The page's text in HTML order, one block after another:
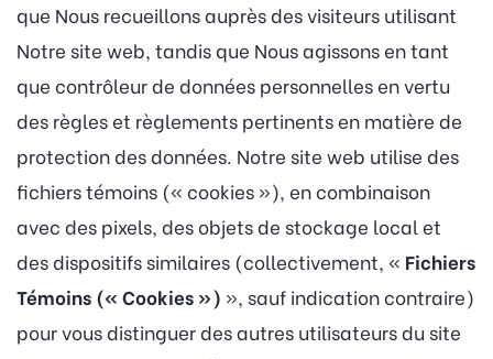
que Nous recueillons auprès des visiteurs utilisant
Notre site web, tandis que Nous agissons en tant
que contrôleur de données personnelles en vertu
des règles et règlements pertinents en matière de
protection des données. Notre site web utilise des
fichiers témoins (« cookies »), en combinaison
avec des pixels, des objets de stockage local et
des dispositifs similaires (collectivement, « Fichiers
Témoins (« Cookies ») », sauf indication contraire)
pour vous distinguer des autres utilisateurs du site